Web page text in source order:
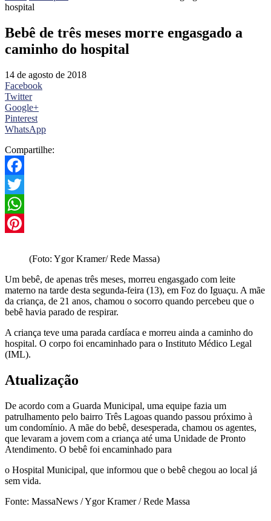
hospital
Bebê de três meses morre engasgado a
caminho do hospital
14 de agosto de 2018
Facebook
Twitter
Google+
Pinterest
WhatsApp
Compartilhe:
Facebook
Twitter
WhatsApp
(Foto: Ygor Kramer/ Rede Massa)
Um bebê, de apenas três meses, morreu engasgado com leite
materno na tarde desta segunda-feira (13), em Foz do Iguaçu. A mãe
da criança, de 21 anos, chamou o socorro quando percebeu que o
bebê havia parado de respirar.
A criança teve uma parada cardíaca e morreu ainda a caminho do
hospital. O corpo foi encaminhado para o Instituto Médico Legal
(IML).
Atualização
De acordo com a Guarda Municipal, uma equipe fazia um
patrulhamento pelo bairro Três Lagoas quando passou próximo à
um condomínio. A mãe do bebê, desesperada, chamou os agentes,
que levaram a jovem com a criança até uma Unidade de Pronto
Atendimento. O bebê foi encaminhado para
o Hospital Municipal, que informou que o bebê chegou ao local já
sem vida.
Fonte: MassaNews / Ygor Kramer / Rede Massa